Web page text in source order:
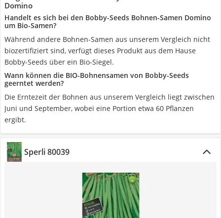
Domino
Handelt es sich bei den Bobby-Seeds Bohnen-Samen Domino
um Bio-Samen?
Während andere Bohnen-Samen aus unserem Vergleich nicht
biozertifiziert sind, verfügt dieses Produkt aus dem Hause
Bobby-Seeds über ein Bio-Siegel.
Wann können die BIO-Bohnensamen von Bobby-Seeds
geerntet werden?
Die Erntezeit der Bohnen aus unserem Vergleich liegt zwischen
Juni und September, wobei eine Portion etwa 60 Pflanzen
ergibt.
Sperli 80039